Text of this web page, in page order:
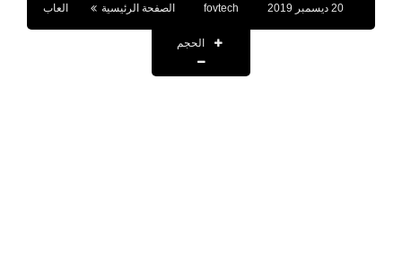
20 ديسمبر 2019 fovtech الصفحة الرئيسية العاب
الحجم